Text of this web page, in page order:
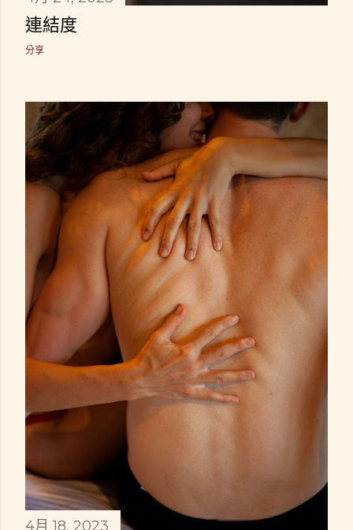
連結度
分享
4月 18, 2023